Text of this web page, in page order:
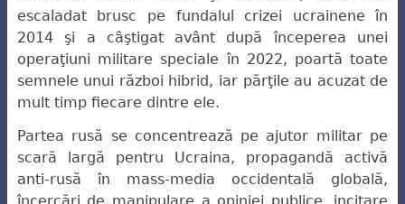
escaladat brusc pe fundalul crizei ucrainene în
2014 şi a câştigat avânt după începerea unei
operaţiuni militare speciale în 2022, poartă toate
semnele unui război hibrid, iar părţile au acuzat de
mult timp fiecare dintre ele.
Partea rusă se concentrează pe ajutor militar pe
scară largă pentru Ucraina, propagandă activă
anti-rusă în mass-media occidentală globală,